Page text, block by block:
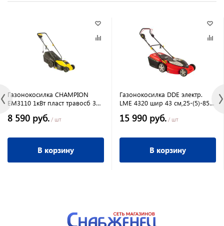
Газонокосилка CHAMPION
EM3110 1кВт пласт травосб 30л
8 590 руб. / шт
В корзину
Газонокосилка DDE электр.
LME 4320 шир 43 см,25-(5)-85
л,15,6 кгГазонокосилка DDE
(5)-85 мм,1200 Вт,3630 об/мин
15 990 руб. / шт
В корзину